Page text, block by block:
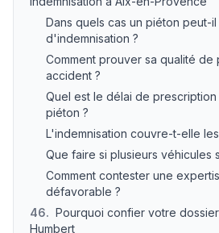
Dans quels cas un piéton peut-
d'indemnisation ?
Comment prouver sa qualité de
accident ?
Quel est le délai de
piéton ?
L'indemnisation couvre-t-elle
Que faire si plusieurs véhicules
Comment contester une
défavorable ?
46. Pourquoi confier votre
Humbert